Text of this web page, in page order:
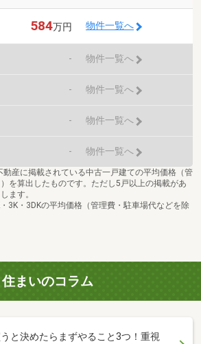
584万円 物件一覧へ
- 物件一覧へ
- 物件一覧へ
- 物件一覧へ
- 物件一覧へ
産に掲載されている中古一戸建ての平均価格（管
を算出したものです。ただし5戸以上の掲載があ
ます。
3K・3DKの平均価格（管理費・駐車場代などを除
住まいのコラム
と決めたらまずやること3つ！重視